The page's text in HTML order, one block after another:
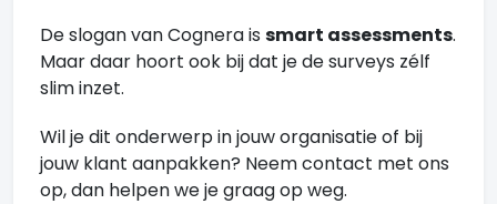
De slogan van Cognera is smart assessments.
Maar daar hoort ook bij dat je de surveys zélf
slim inzet.
Wil je dit onderwerp in jouw organisatie of bij
jouw klant aanpakken? Neem contact met ons
op, dan helpen we je graag op weg.